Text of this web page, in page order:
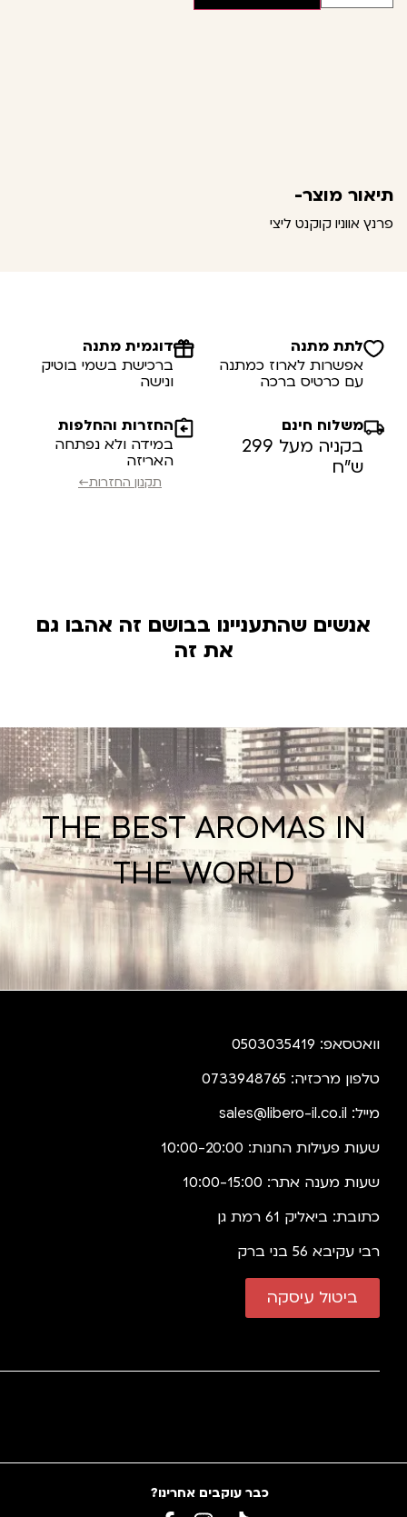
תיאור מוצר-
פרנץ אווניו קוקנט ליצי
לתת מתנה
אפשרות לארוז כמתנה
עם כרטיס ברכה
דוגמית מתנה
ברכישת בשמי בוטיק
ונישה
משלוח חינם
בקניה מעל 299
ש”ח
החזרות והחלפות
במידה ולא נפתחה
האריזה
תקנון החזרות←
אנשים שהתעניינו בבושם זה אהבו גם
את זה
THE BEST AROMAS IN
THE WORLD
וואטסאפ: 0503035419
טלפון מרכזיה: 0733948765
מייל: sales@libero-il.co.il
שעות פעילות החנות: 10:00-20:00
שעות מענה אתר: 10:00-15:00
כתובת: ביאליק 61 רמת גן
רבי עקיבא 56 בני ברק
ביטול עיסקה
כבר עוקבים אחרינו?